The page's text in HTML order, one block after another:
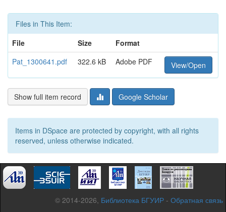
Files in This Item:
File
Size
Format
Pat_1300641.pdf
322.6 kB Adobe PDF View/Open
Show full item record Google Scholar
Items in DSpace are protected by copyright, with all rights
reserved, unless otherwise indicated.
© 2014-2026, Библиотека БГУИР - Обратная связь